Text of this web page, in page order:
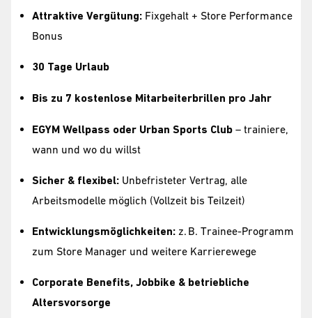
Attraktive Vergütung: Fixgehalt + Store Performance
Bonus
30 Tage Urlaub
Bis zu 7 kostenlose Mitarbeiterbrillen pro Jahr
EGYM Wellpass oder Urban Sports Club – trainiere,
wann und wo du willst
Sicher & flexibel: Unbefristeter Vertrag, alle
Arbeitsmodelle möglich (Vollzeit bis Teilzeit)
Entwicklungsmöglichkeiten: z. B. Trainee-Programm
zum Store Manager und weitere Karrierewege
Corporate Benefits, Jobbike & betriebliche
Altersvorsorge